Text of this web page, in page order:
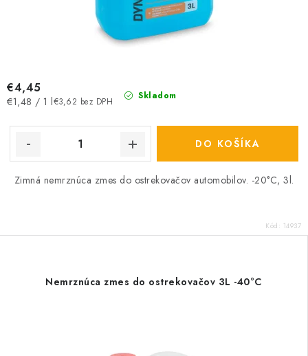
Skladom
€3,62 bez DPH
€4,45
Jednotková
€1,48 / 1 l
DO KOŠÍKA
Zimná nemrznúca zmes do ostrekovačov automobilov. -20°C, 3l.
Kód: 14937
Nemrznúca zmes do ostrekovačov 3L -40°C